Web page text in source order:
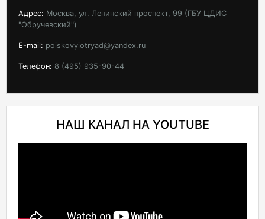
Адрес: Москва, ул. Ленинский проспект, 99 (ГБУ ЦДИС
"Обручевский")
E-mail: poiskovyiotryad@yandex.ru
Телефон: 8 (495) 935-90-44
НАШ КАНАЛ НА YOUTUBE